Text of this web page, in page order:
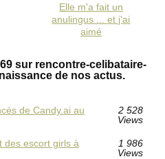
Elle m'a fait un
anulingus ... et j'ai
aimé
sur rencontre-celibataire-
de nos actus.
de Candy.ai au
2 528
Views
des escort girls à
1 986
Views